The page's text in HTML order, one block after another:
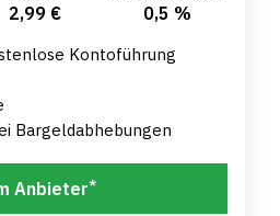
2,99 € 0,5 %
Kontoführung
Bargeldabhebungen
Anbieter*